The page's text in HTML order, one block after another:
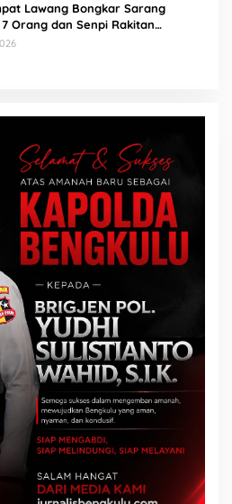
Lawang Bongkar Sarang
Orang dan Senpi Rakitan